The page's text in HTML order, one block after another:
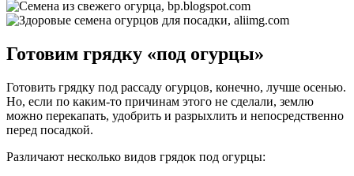
Готовим грядку «под огурцы»
Готовить грядку под рассаду огурцов, конечно, лучше осенью.
Но, если по каким-то причинам этого не сделали, землю
можно перекапать, удобрить и разрыхлить и непосредственно
перед посадкой.
Различают несколько видов грядок под огурцы: